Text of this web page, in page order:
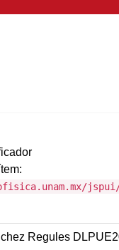
jspui/
Regules